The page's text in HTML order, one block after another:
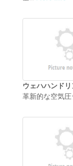
ウェハハンド
革新的な空気